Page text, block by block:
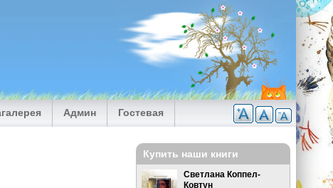
Админ Гостевая
Купить наши книги
Светлана Коппел-
Ковтун